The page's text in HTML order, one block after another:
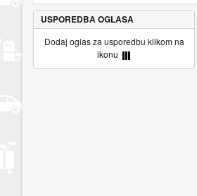
USPOREDBA OGLASA
Dodaj oglas za usporedbu klikom na
ikonu